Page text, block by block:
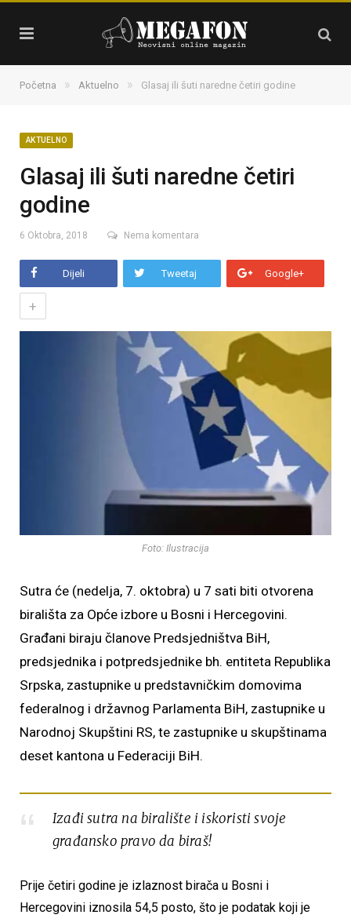
Početna » Aktuelno » Glasaj ili šuti naredne četiri godine
AKTUELNO
Glasaj ili šuti naredne četiri
godine
6 Oktobra, 2018 Nema komentara
Dijeli Tweetaj Google+
+
Foto: Ilustracija
Sutra će (nedelja, 7. oktobra) u 7 sati biti otvorena
birališta za Opće izbore u Bosni i Hercegovini.
Građani biraju članove Predsjedništva BiH,
predsjednika i potpredsjednike bh. entiteta Republika
Srpska, zastupnike u predstavničkim domovima
federalnog i državnog Parlamenta BiH, zastupnike u
Narodnoj Skupštini RS, te zastupnike u skupštinama
deset kantona u Federaciji BiH.
Izađi sutra na biralište i iskoristi svoje
građansko pravo da biraš!
Prije četiri godine je izlaznost birača u Bosni i
Hercegovini iznosila 54,5 posto, što je podatak koji je